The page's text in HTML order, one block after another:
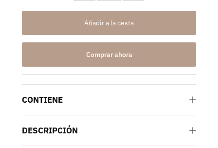
Comprar ahora
CONTIENE
DESCRIPCIÓN